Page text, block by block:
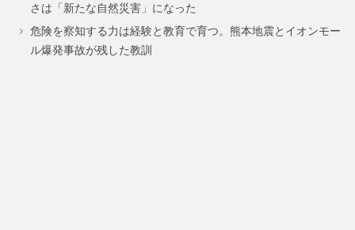
さは「新たな自然災害」になった
危険を察知する力は経験と教育で育つ。熊本地震とイオンモー
ル爆発事故が残した教訓